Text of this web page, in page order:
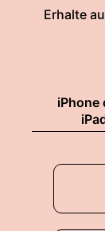
Erhalte
iPhone